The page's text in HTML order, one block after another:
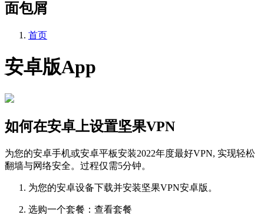
面包屑
首页
安卓版App
如何在安卓上设置坚果VPN
为您的安卓手机或安卓平板安装2022年度最好VPN, 实现轻松
翻墙与网络安全。过程仅需5分钟。
为您的安卓设备下载并安装坚果VPN安卓版。
选购一个套餐：查看套餐